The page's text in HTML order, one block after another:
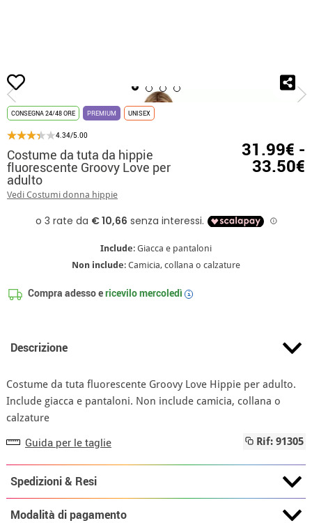
Inizio Costume da tuta da hippie fluorescente
CONSEGNA 24/48 ORE PREMIUM UNISEX
4.34/5.00
Costume da tuta da hippie
fluorescente Groovy Love per
adulto
Vedi Costumi donna hippie
31.99€ -
33.50€
Include: Giacca e pantaloni
Non include: Camicia, collana o calzature
Compra adesso ericevilomercoledì i
Descrizione
Costume da tuta fluorescente Groovy Love Hippie per adulto.
Include giacca e pantaloni. Non include camicia, collana o
calzature
Guida per le taglie Rif: 91305
Spedizioni & Resi
Modalità di pagamento